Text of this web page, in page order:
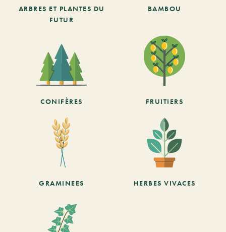
ARBRES ET PLANTES DU
FUTUR
BAMBOU
CONIFÈRES FRUITIERS
GRAMINEES HERBES VIVACES